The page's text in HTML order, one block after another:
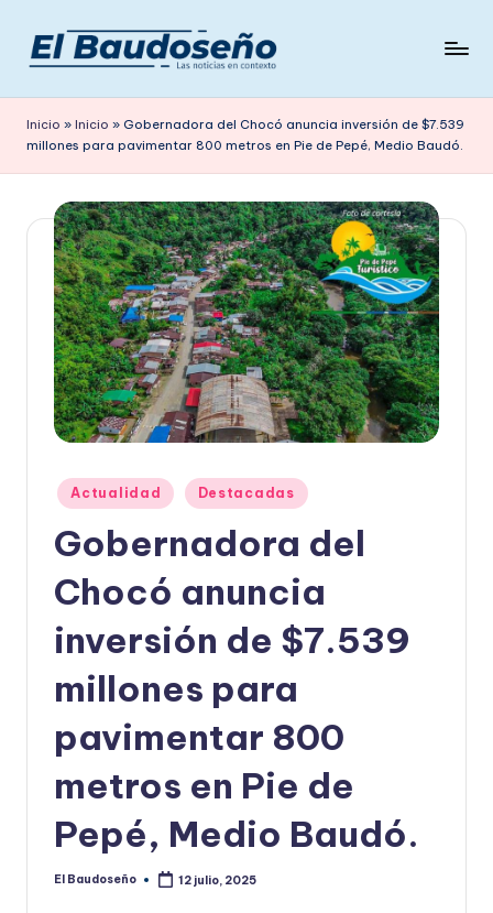
Saltar
contenido
e
ri
d
en
Inicio » Inicio » Gobernadora del Chocó anuncia inversión de $7.539
millones para pavimentar 800 metros en Pie de Pepé, Medio Baudó.
Publicado
en
Actualidad Destacadas
Gobernadora del
Chocó anuncia
inversión de $7.539
millones para
pavimentar 800
metros en Pie de
Pepé, Medio Baudó.
Publicado
El Baudoseño 12 julio, 2025